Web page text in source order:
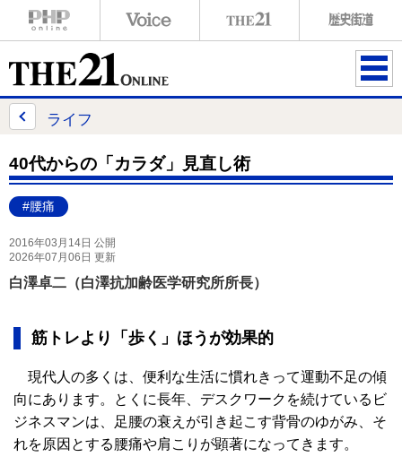
ME
ライフ
40代からの「カラダ」見直し術
#腰痛
2016年03月14日 公開
2026年07月06日 更新
白澤卓二（白澤抗加齢医学研究所所長）
筋トレより「歩く」ほうが効果的
現代人の多くは、便利な生活に慣れきって運動不足の傾
向にあります。とくに長年、デスクワークを続けているビ
ジネスマンは、足腰の衰えが引き起こす背骨のゆがみ、そ
れを原因とする腰痛や肩こりが顕著になってきます。